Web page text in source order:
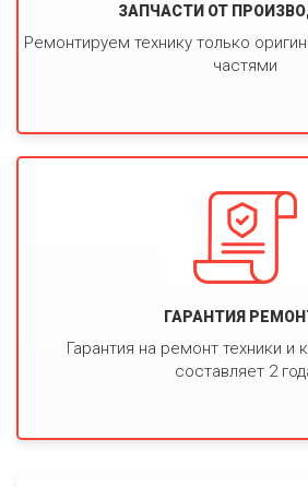
ЗАПЧАСТИ ОТ
Ремонтируем технику только
частями
ГАРАНТИЯ
Гарантия на ремонт техники и
составляет 2